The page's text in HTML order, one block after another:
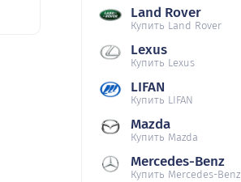
Land Rover
Купить Land Rover
Lexus
Купить Lexus
LIFAN
Купить LIFAN
Mazda
Купить Mazda
Mercedes-Benz
Купить Mercedes-Benz